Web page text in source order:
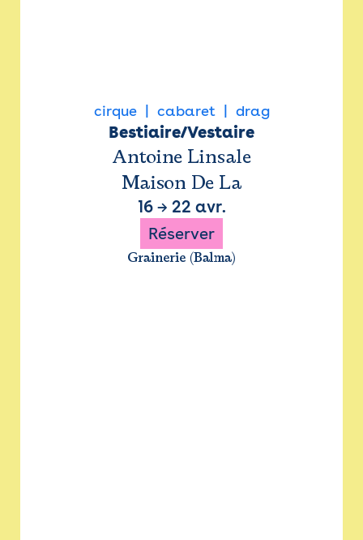
cirque cabaret drag
Bestiaire/Vestaire
Antoine Linsale
Maison De La
16→ 22 avr.
Réserver
Grainerie (Balma)